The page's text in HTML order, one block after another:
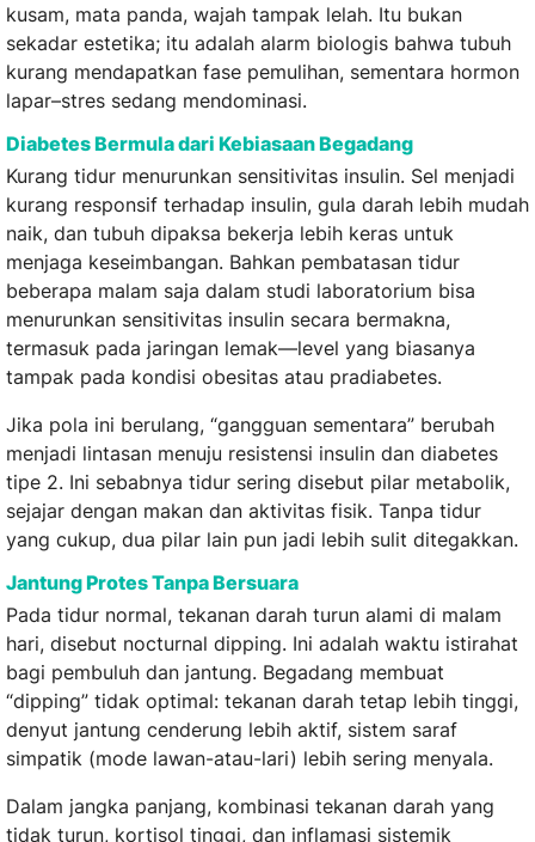
kusam, mata panda, wajah tampak lelah. Itu bukan
sekadar estetika; itu adalah alarm biologis bahwa tubuh
kurang mendapatkan fase pemulihan, sementara hormon
lapar–stres sedang mendominasi.
Diabetes Bermula dari Kebiasaan Begadang
Kurang tidur menurunkan sensitivitas insulin. Sel menjadi
kurang responsif terhadap insulin, gula darah lebih mudah
naik, dan tubuh dipaksa bekerja lebih keras untuk
menjaga keseimbangan. Bahkan pembatasan tidur
beberapa malam saja dalam studi laboratorium bisa
menurunkan sensitivitas insulin secara bermakna,
termasuk pada jaringan lemak—level yang biasanya
tampak pada kondisi obesitas atau pradiabetes.
Jika pola ini berulang, “gangguan sementara” berubah
menjadi lintasan menuju resistensi insulin dan diabetes
tipe 2. Ini sebabnya tidur sering disebut pilar metabolik,
sejajar dengan makan dan aktivitas fisik. Tanpa tidur
yang cukup, dua pilar lain pun jadi lebih sulit ditegakkan.
Jantung Protes Tanpa Bersuara
Pada tidur normal, tekanan darah turun alami di malam
hari, disebut nocturnal dipping. Ini adalah waktu istirahat
bagi pembuluh dan jantung. Begadang membuat
“dipping” tidak optimal: tekanan darah tetap lebih tinggi,
denyut jantung cenderung lebih aktif, sistem saraf
simpatik (mode lawan-atau-lari) lebih sering menyala.
Dalam jangka panjang, kombinasi tekanan darah yang
tidak turun, kortisol tinggi, dan inflamasi sistemik